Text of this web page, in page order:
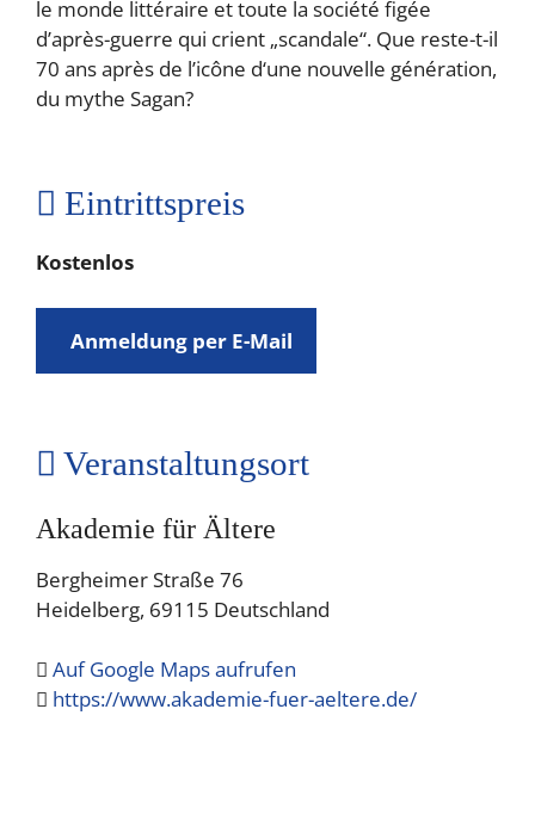
le monde littéraire et toute la société figée
d’après-guerre qui crient „scandale“. Que reste-t-il
70 ans après de l’icône d‘une nouvelle génération,
du mythe Sagan?
Eintrittspreis
Kostenlos
Anmeldung per E-Mail
Veranstaltungsort
Akademie für Ältere
Bergheimer Straße 76
Heidelberg, 69115 Deutschland
Auf Google Maps aufrufen
https://www.akademie-fuer-aeltere.de/